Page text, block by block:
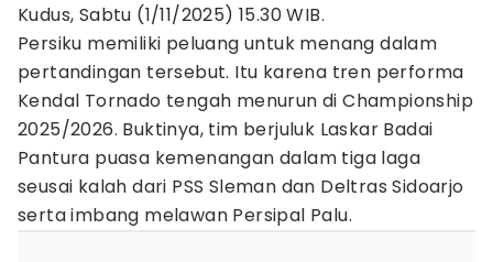
Kudus, Sabtu (1/11/2025) 15.30 WIB.
Persiku memiliki peluang untuk menang dalam
pertandingan tersebut. Itu karena tren performa
Kendal Tornado tengah menurun di Championship
2025/2026. Buktinya, tim berjuluk Laskar Badai
Pantura puasa kemenangan dalam tiga laga
seusai kalah dari PSS Sleman dan Deltras Sidoarjo
serta imbang melawan Persipal Palu.